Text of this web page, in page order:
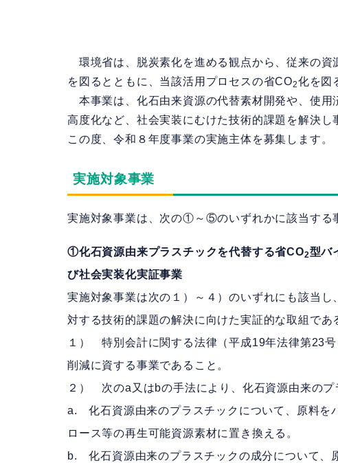
環境省は、脱炭素化を進める観点から、従来の資
を図るとともに、当該活用プロセスの省CO2化を図
本事業は、化石由来資源の代替素材開発や、使用
高度化など、社会実装にむけた技術的課題を解決し
この度、令和８年度事業の実施主体を募集します。
実施対象事業
実施対象事業は、次の①～⑤のいずれかに該当する
①化石資源由来プラスチックを代替する省CO2型バ
び社会実装化実証事業
実施対象事業は次の１）～４）のいずれにも該当
対する技術的課題の解決に向けた実証的な取組
１） 特別会計に関する法律（平成19年法律第23
削減に資する事業であること。
２） 次のa又はbの手法により、化石資源由来のプ
a. 化石資源由来のプラスチックについて、原料を
ロース等の再生可能資源素材に置き換える。
b. 化石資源由来のプラスチックの成分について、